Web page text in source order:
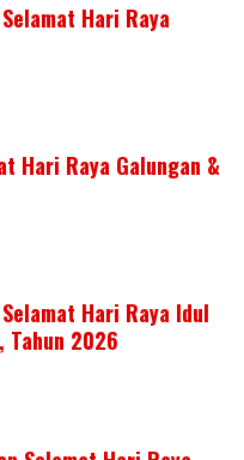
Hari Raya
Hari Raya Galungan &
Hari Raya Idul
Tahun 2026